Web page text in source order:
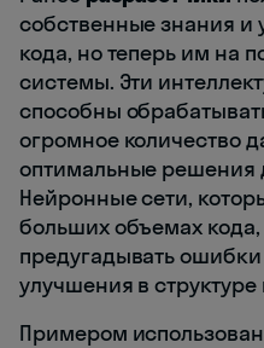
собственные знания и
кода, но теперь им на
системы. Эти
способны
огромное количество
оптимальные решения
Нейронные сети,
больших объемах
предугадывать
улучшения в
Примером